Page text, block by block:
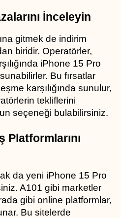
İnceleyin
gitmek de indirim
biridir. Operatörler,
iPhone 15 Pro
Bu fırsatlar
karşılığında sunulur,
tekliflerini
seçeneği bulabilirsiniz.
Platformlarını
da yeni iPhone 15 Pro
A101 gibi marketler
gibi online platformlar,
Bu sitelerde